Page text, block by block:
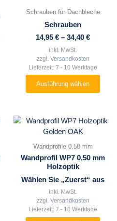
Schrauben für Dachbleche
Schrauben
14,95 € – 34,40 €
inkl. MwSt.
zzgl. Versandkosten
Lieferzeit: 7 - 10 Werktage
Ausführung wählen
mehrere
Varianten
Die
Optionen
können
auf
der
Produktseite
werden
Wandprofile 0,50 mm
Wandprofil WP7 0,50 mm
Holzoptik
Wählen Sie „Zuerst“ aus
inkl. MwSt.
zzgl. Versandkosten
Lieferzeit: 7 - 10 Werktage
Dieses
Produkt
mehrere
Varianten
Die
Optionen
können
auf